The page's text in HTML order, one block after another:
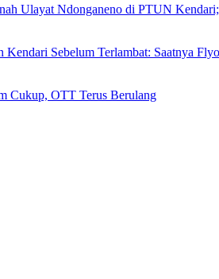
Ulayat Ndonganeno di PTUN
Kendari Sebelum Terlambat: Saatnya
Cukup, OTT Terus Berulang